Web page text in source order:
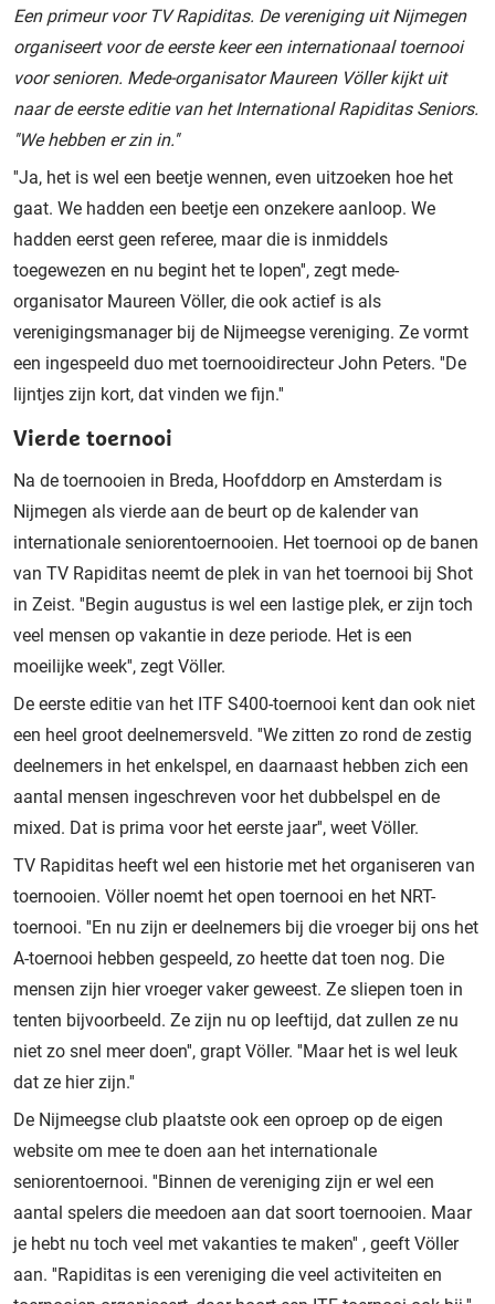
Een primeur voor TV Rapiditas. De vereniging uit Nijmegen
organiseert voor de eerste keer een internationaal toernooi
voor senioren. Mede-organisator Maureen Völler kijkt uit
naar de eerste editie van het International Rapiditas Seniors.
''We hebben er zin in.''
''Ja, het is wel een beetje wennen, even uitzoeken hoe het
gaat. We hadden een beetje een onzekere aanloop. We
hadden eerst geen referee, maar die is inmiddels
toegewezen en nu begint het te lopen'', zegt mede-
organisator Maureen Völler, die ook actief is als
verenigingsmanager bij de Nijmeegse vereniging. Ze vormt
een ingespeeld duo met toernooidirecteur John Peters. ''De
lijntjes zijn kort, dat vinden we fijn.''
Vierde toernooi
Na de toernooien in Breda, Hoofddorp en Amsterdam is
Nijmegen als vierde aan de beurt op de kalender van
internationale seniorentoernooien. Het toernooi op de banen
van TV Rapiditas neemt de plek in van het toernooi bij Shot
in Zeist. ''Begin augustus is wel een lastige plek, er zijn toch
veel mensen op vakantie in deze periode. Het is een
moeilijke week'', zegt Völler.
De eerste editie van het ITF S400-toernooi kent dan ook niet
een heel groot deelnemersveld. ''We zitten zo rond de zestig
deelnemers in het enkelspel, en daarnaast hebben zich een
aantal mensen ingeschreven voor het dubbelspel en de
mixed. Dat is prima voor het eerste jaar'', weet Völler.
TV Rapiditas heeft wel een historie met het organiseren van
toernooien. Völler noemt het open toernooi en het NRT-
toernooi. ''En nu zijn er deelnemers bij die vroeger bij ons het
A-toernooi hebben gespeeld, zo heette dat toen nog. Die
mensen zijn hier vroeger vaker geweest. Ze sliepen toen in
tenten bijvoorbeeld. Ze zijn nu op leeftijd, dat zullen ze nu
niet zo snel meer doen'', grapt Völler. ''Maar het is wel leuk
dat ze hier zijn.''
De Nijmeegse club plaatste ook een oproep op de eigen
website om mee te doen aan het internationale
seniorentoernooi. ''Binnen de vereniging zijn er wel een
aantal spelers die meedoen aan dat soort toernooien. Maar
je hebt nu toch veel met vakanties te maken'' , geeft Völler
aan. ''Rapiditas is een vereniging die veel activiteiten en